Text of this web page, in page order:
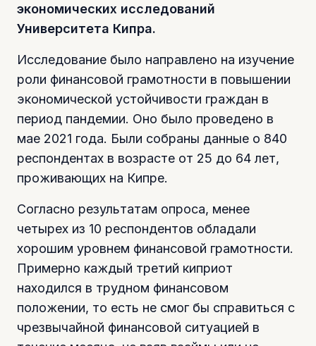
экономических исследований
Университета Кипра.
Исследование было направлено на изучение
роли финансовой грамотности в повышении
экономической устойчивости граждан в
период пандемии. Оно было проведено в
мае 2021 года. Были собраны данные о 840
респондентах в возрасте от 25 до 64 лет,
проживающих на Кипре.
Согласно результатам опроса, менее
четырех из 10 респондентов обладали
хорошим уровнем финансовой грамотности.
Примерно каждый третий киприот
находился в трудном финансовом
положении, то есть не смог бы справиться с
чрезвычайной финансовой ситуацией в